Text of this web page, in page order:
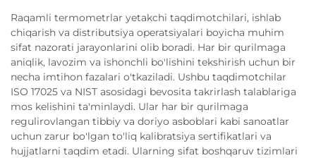
Raqamli termometrlar yetakchi taqdimotchilari, ishlab
chiqarish va distributsiya operatsiyalari boyicha muhim
sifat nazorati jarayonlarini olib boradi. Har bir qurilmaga
aniqlik, lavozim va ishonchli bo'lishini tekshirish uchun bir
necha imtihon fazalari o'tkaziladi. Ushbu taqdimotchilar
ISO 17025 va NIST asosidagi bevosita takrirlash talablariga
mos kelishini ta'minlaydi. Ular har bir qurilmaga
regulirovlangan tibbiy va doriyo asboblari kabi sanoatlar
uchun zarur bo'lgan to'liq kalibratsiya sertifikatlari va
hujjatlarni taqdim etadi. Ularning sifat boshqaruv tizimlari